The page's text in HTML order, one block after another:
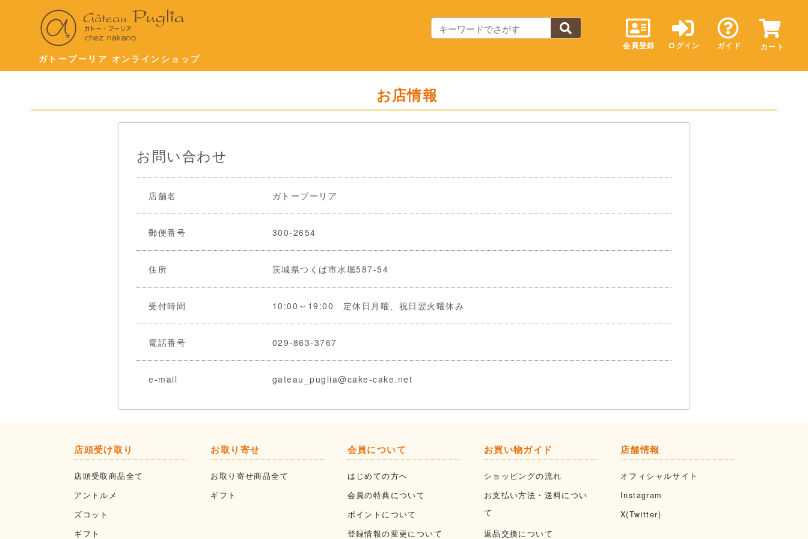
会員登録 ログイン ガイド カート
ガトープーリア オンラインショップ
お店情報
お問い合わせ
店舗名 ガトープーリア
郵便番号 300-2654
住所 茨城県つくば市水堀587-54
受付時間 10:00～19:00 定休日月曜、祝日翌火曜休み
電話番号 029-863-3767
e-mail gateau_puglia@cake-cake.net
店頭受け取り
店頭受取商品全て
アントルメ
ズコット
ギフト
お取り寄せ
お取り寄せ商品全て
ギフト
会員について
はじめての方へ
会員の特典について
ポイントについて
登録情報の変更について
お買い物ガイド
ショッピングの流れ
お支払い方法・送料につい
て
返品交換について
店舗情報
オフィシャルサイト
Instagram
X(Twitter)